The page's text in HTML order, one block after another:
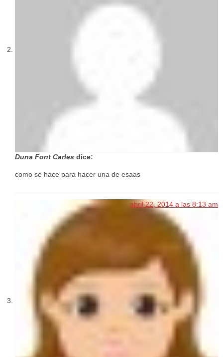
Duna Font Carles dice:
como se hace para hacer una de esaas
abril 22, 2014 a las 8:13 am